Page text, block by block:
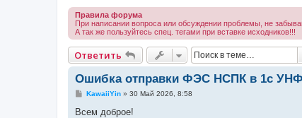
Правила форума
При написании вопроса или обсуждении проблемы, не
А так же пользуйтесь спец. тегами при вставке исходников!!!
Ответить
Ошибка отправки ФЭС НСПК в 1с
С
о
KawaiiYin» 30 Май 2026, 8:58
Всем доброе!